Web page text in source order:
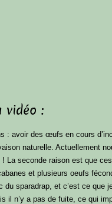
vidéo :
: avoir des œufs en cours
naturelle. Actuellement
La seconde raison est que
et plusieurs oeufs
sparadrap, et c’est ce que
il n’y a pas de fuite, ce qui